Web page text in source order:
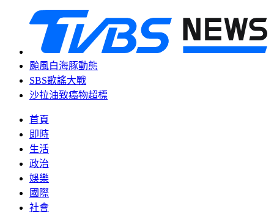
颱風白海豚動態
SBS歌謠大戰
沙拉油致癌物超標
首頁
即時
生活
政治
娛樂
國際
社會